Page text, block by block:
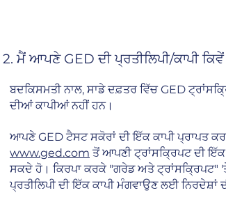
2. ਮੈਂ ਆਪਣੇ GED ਦੀ ਪ੍ਰਤੀਲਿਪੀ/ਕਾਪੀ
ਬਦਕਿਸਮਤੀ ਨਾਲ, ਸਾਡੇ ਦਫ਼ਤਰ ਵਿੱਚ GED
ਦੀਆਂ ਕਾਪੀਆਂ ਨਹੀਂ ਹਨ।
ਆਪਣੇ GED ਟੈਸਟ ਸਕੋਰਾਂ ਦੀ ਇੱਕ ਕਾਪੀ ਪ੍ਰਾਪਤ
www.ged.com ਤੋਂ ਆਪਣੀ ਟ੍ਰਾਂਸਕ੍ਰਿਪਟ ਦੀ
ਸਕਦੇ ਹੋ। ਕਿਰਪਾ ਕਰਕੇ "ਗਰੇਡ ਅਤੇ ਟ੍ਰਾਂਸਕ੍ਰਿਪਟ"
ਪ੍ਰਤੀਲਿਪੀ ਦੀ ਇੱਕ ਕਾਪੀ ਮੰਗਵਾਉਣ ਲਈ ਨਿਰਦੇਸ਼ਾਂ